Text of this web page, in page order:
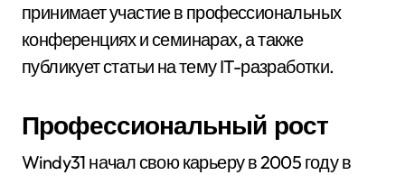
принимает участие в профессиональных
конференциях и семинарах, а также
публикует статьи на тему IT-разработки.
Профессиональный рост
Windy31 начал свою карьеру в 2005 году в